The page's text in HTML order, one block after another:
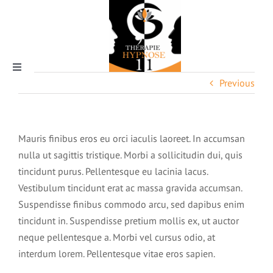
Toggle
Qui suis-je ?
Les formations
Previous
Mauris finibus eros eu orci iaculis laoreet. In accumsan
nulla ut sagittis tristique. Morbi a sollicitudin dui, quis
tincidunt purus. Pellentesque eu lacinia lacus.
Vestibulum tincidunt erat ac massa gravida accumsan.
Suspendisse finibus commodo arcu, sed dapibus enim
tincidunt in. Suspendisse pretium mollis ex, ut auctor
neque pellentesque a. Morbi vel cursus odio, at
interdum lorem. Pellentesque vitae eros sapien.